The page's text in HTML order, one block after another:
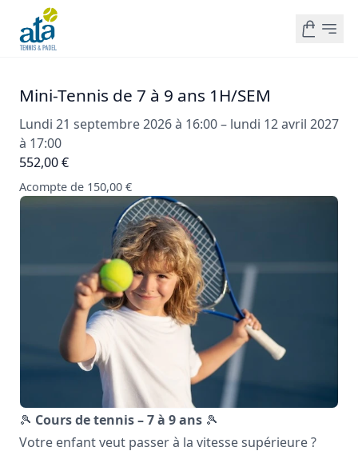
Mini-Tennis de 7 à 9 ans 1H/SEM
Lundi 21 septembre 2026 à 16:00 – lundi 12 avril 2027
à 17:00
552,00 €
Acompte de 150,00 €
🎾 Cours de tennis – 7 à 9 ans 🎾
Votre enfant veut passer à la vitesse supérieure ?